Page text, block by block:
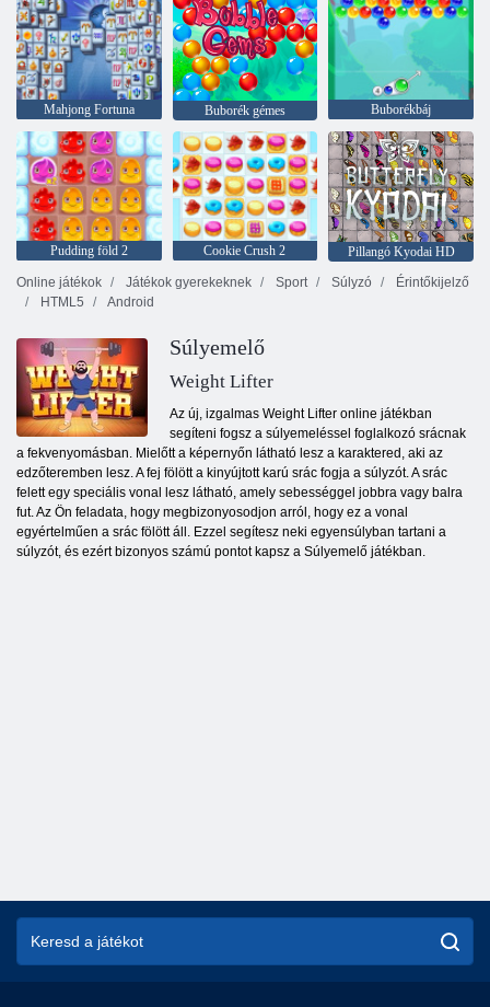
Mahjong Fortuna Buborék gémes Buborékbáj
Pudding föld 2 Cookie Crush 2
Pillangó Kyodai HD
Online játékok
Játékok gyerekeknek Sport Súlyzó
Érintőkijelző
HTML5
Android
Súlyemelő
Weight Lifter
Az új, izgalmas Weight Lifter online játékban
segíteni fogsz a súlyemeléssel foglalkozó srácnak
a fekvenyomásban. Mielőtt a képernyőn látható lesz a karaktered, aki az
edzőteremben lesz. A fej fölött a kinyújtott karú srác fogja a súlyzót. A srác
felett egy speciális vonal lesz látható, amely sebességgel jobbra vagy balra
fut. Az Ön feladata, hogy megbizonyosodjon arról, hogy ez a vonal
egyértelműen a srác fölött áll. Ezzel segítesz neki egyensúlyban tartani a
súlyzót, és ezért bizonyos számú pontot kapsz a Súlyemelő játékban.